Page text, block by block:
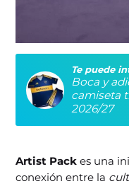
Te puede
Boca y
camiseta
2026/27
Artist Packes una
conexión entre la